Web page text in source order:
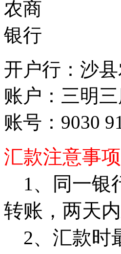
开户行：沙
账户：三明
账号：9030
汇款注意事项
1、同一银
转账，两天内
2、汇款时